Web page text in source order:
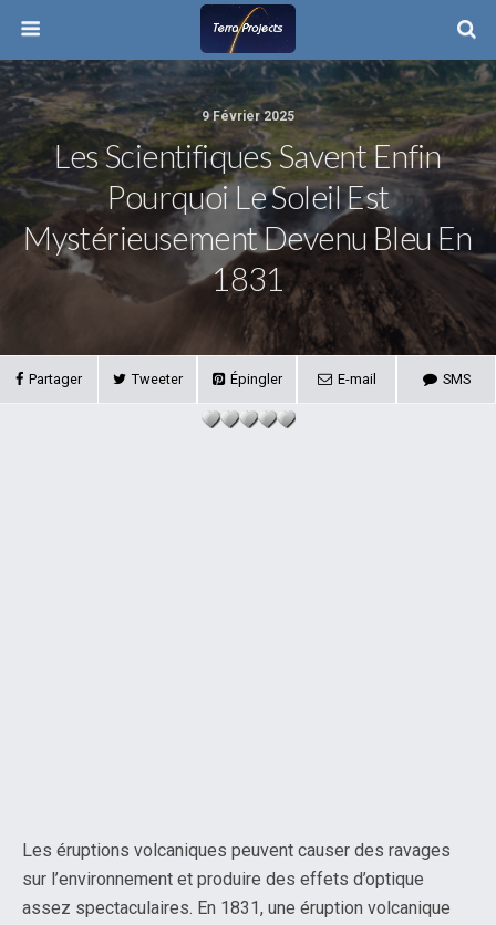
9 Février 2025
Les Scientifiques Savent Enfin
Pourquoi Le Soleil Est
Mystérieusement Devenu Bleu En
1831
Partager Tweeter Épingler E-mail SMS
Les éruptions volcaniques peuvent causer des ravages
sur l’environnement et produire des effets d’optique
assez spectaculaires. En 1831, une éruption volcanique